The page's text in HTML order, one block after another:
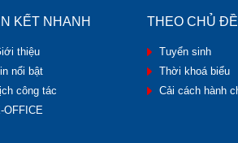
KẾT NHANH
thiệu
nổi bật
công tác
OFFICE
THEO CHỦ ĐỀ
Tuyển sinh
Thời khoá biểu
Cải cách hành